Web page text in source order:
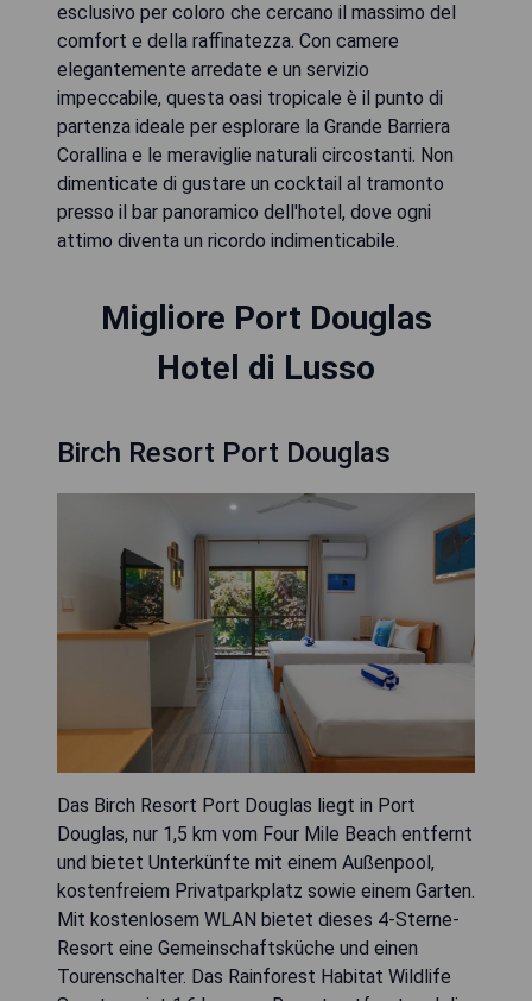
esclusivo per coloro che cercano il massimo del
comfort e della raffinatezza. Con camere
elegantemente arredate e un servizio
impeccabile, questa oasi tropicale è il punto di
partenza ideale per esplorare la Grande Barriera
Corallina e le meraviglie naturali circostanti. Non
dimenticate di gustare un cocktail al tramonto
presso il bar panoramico dell'hotel, dove ogni
attimo diventa un ricordo indimenticabile.
Migliore Port Douglas
Hotel di Lusso
Birch Resort Port Douglas
Das Birch Resort Port Douglas liegt in Port
Douglas, nur 1,5 km vom Four Mile Beach entfernt
und bietet Unterkünfte mit einem Außenpool,
kostenfreiem Privatparkplatz sowie einem Garten.
Mit kostenlosem WLAN bietet dieses 4-Sterne-
Resort eine Gemeinschaftsküche und einen
Tourenschalter. Das Rainforest Habitat Wildlife